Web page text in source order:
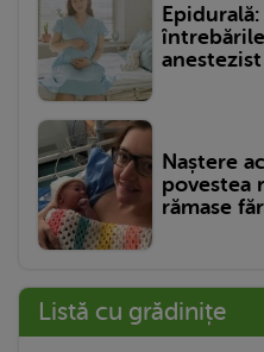
anestezist
Naștere
povestea
rămase
Listă cu grădinițe